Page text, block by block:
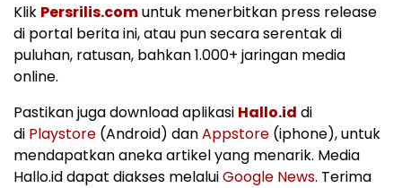
Klik Persrilis.comuntuk menerbitkan press release
di portal berita ini, atau pun secara serentak di
puluhan, ratusan, bahkan 1.000+ jaringan media
online.
Pastikan juga download aplikasi Hallo.id di
di Playstore (Android) danAppstore (iphone), untuk
mendapatkan aneka artikel yang menarik. Media
Hallo.id dapat diakses melaluiGoogle News. Terima